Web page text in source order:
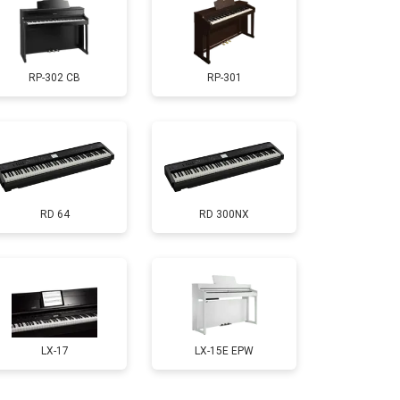
1200 ₽ Заказать
1500 ₽ Заказать
2000 ₽ Заказать
Заказать
1200 ₽
RP-302 CB RP-301
RD 64 RD 300NX
LX-17 LX-15E EPW